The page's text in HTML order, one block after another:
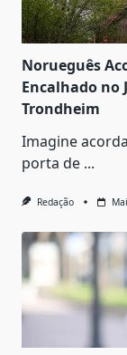
Norueguês
Encalhado no
Trondheim
Imagine
porta de ...
Redação